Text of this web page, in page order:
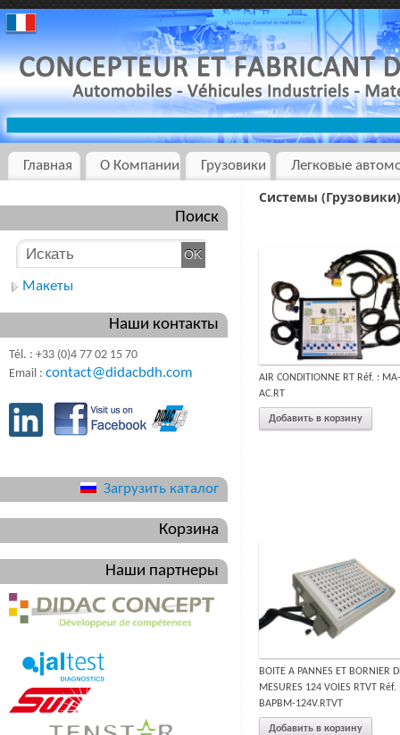
Главная О Компании Грузовики Легковые
Системы (Грузовики)
AIR CONDITIONNE RT Réf. : MA-
AC.RT
Добавить в корзину
BOITE A PANNES ET BORNIER
MESURES 124 VOIES RTVT Réf.
BAPBM-124V.RTVT
Добавить в корзину
Поиск
Макеты
Наши контакты
Tél. : +33 (0)4 77 02 15 70
Email : contact@didacbdh.com
Загрузить каталог
Корзина
Наши партнеры